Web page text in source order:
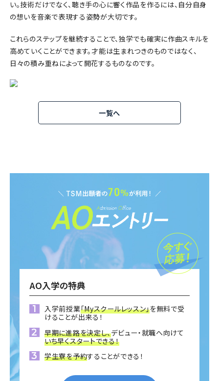
い。技術だけでなく、聴き手の心に響く作品を作るには、自分自身
の想いを音楽で表現する姿勢が大切です。
これらのステップを継続することで、独学でも確実に作曲スキルを
高めていくことができます。才能は生まれつきのものではなく、
日々の積み重ねによって開花するものなのです。
一覧へ
AO入学の特典
入学前授業「Myスクールレッスン」を無料で受
けることが出来る！
早期に進路を決定し、デビュー・就職へ向けて
いち早くスタートできる！
学生寮を予約することができる！